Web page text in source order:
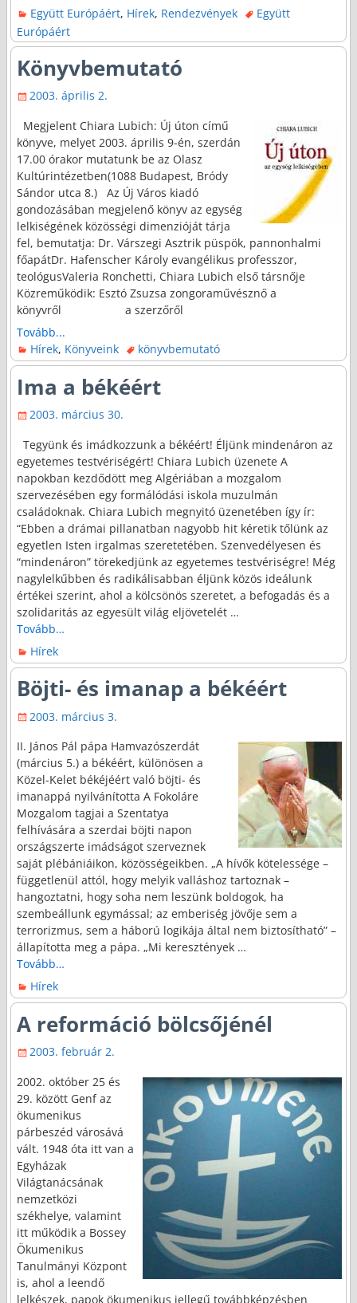
Együtt Európáért, Hírek, Rendezvények
Együtt
Európáért
Könyvbemutató
2003. április 2.
Megjelent Chiara Lubich: Új úton című
könyve, melyet 2003. április 9-én, szerdán
17.00 órakor mutatunk be az Olasz
Kultúrintézetben(1088 Budapest, Bródy
Sándor utca 8.) Az Új Város kiadó
gondozásában megjelenő könyv az egység
lelkiségének közösségi dimenzióját tárja
fel, bemutatja: Dr. Várszegi Asztrik püspök, pannonhalmi
főapátDr. Hafenscher Károly evangélikus professzor,
teológusValeria Ronchetti, Chiara Lubich első társnője
Közreműködik: Esztó Zsuzsa zongoraművésznő a
könyvről a szerzőről
Tovább...
Hírek, Könyveink könyvbemutató
Ima a békéért
2003. március 30.
Tegyünk és imádkozzunk a békéért! Éljünk mindenáron az
egyetemes testvériségért! Chiara Lubich üzenete A
napokban kezdődött meg Algériában a mozgalom
szervezésében egy formálódási iskola muzulmán
családoknak. Chiara Lubich megnyitó üzenetében így ír:
“Ebben a drámai pillanatban nagyobb hit kéretik tőlünk az
egyetlen Isten irgalmas szeretetében. Szenvedélyesen és
“mindenáron” törekedjünk az egyetemes testvériségre! Még
nagylelkűbben és radikálisabban éljünk közös ideálunk
értékei szerint, ahol a kölcsönös szeretet, a befogadás és a
szolidaritás az egyesült világ eljövetelét …
Tovább…
Hírek
Böjti- és imanap a békéért
2003. március 3.
II. János Pál pápa Hamvazószerdát
(március 5.) a békéért, különösen a
Közel-Kelet békéjéért való böjti- és
imanappá nyilvánította A Fokoláre
Mozgalom tagjai a Szentatya
felhívására a szerdai böjti napon
országszerte imádságot szerveznek
saját plébániáikon, közösségeikben. „A hívők kötelessége –
függetlenül attól, hogy melyik valláshoz tartoznak –
hangoztatni, hogy soha nem leszünk boldogok, ha
szembeállunk egymással; az emberiség jövője sem a
terrorizmus, sem a háború logikája által nem biztosítható” –
állapította meg a pápa. „Mi keresztények …
Tovább…
Hírek
A reformáció bölcsőjénél
2003. február 2.
2002. október 25 és
29. között Genf az
ökumenikus
párbeszéd városává
vált. 1948 óta itt van a
Egyházak
Világtanácsának
nemzetközi
székhelye, valamint
itt működik a Bossey
Ökumenikus
Tanulmányi Központ
is, ahol a leendő
lelkészek, papok ökumenikus jellegű továbbképzésben